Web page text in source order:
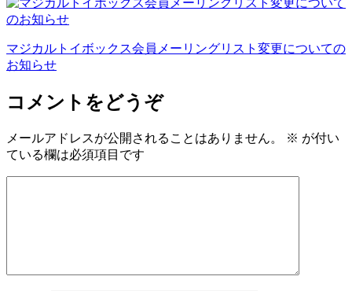
マジカルトイボックス会員メーリングリスト変更についての
お知らせ
コメントをどうぞ
メールアドレスが公開されることはありません。 ※ が付い
ている欄は必須項目です